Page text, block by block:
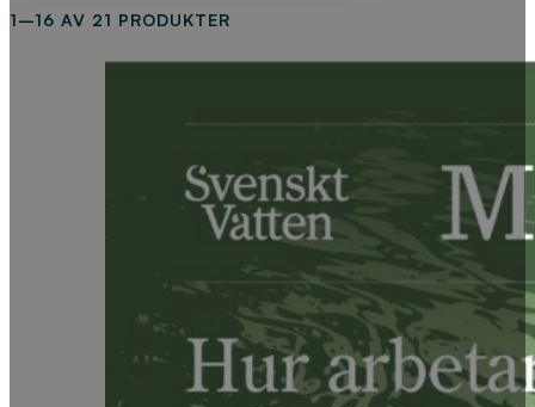
1–16 AV 21 PRODUKTER